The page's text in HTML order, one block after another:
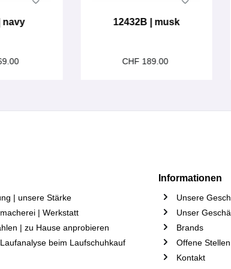
navy 12432B | musk
CHF 189.00
| unsere Stärke
| Werkstatt
| zu Hause anprobieren
beim Laufschuhkauf
Informationen
Unsere
Unser
Brands
Offene Stellen
Kontakt